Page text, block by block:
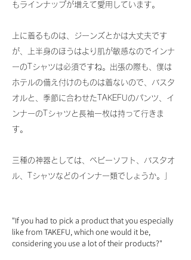
もラインナップが増えて愛用しています。
上に着るものは、ジーンズとかは大丈夫です
が、上半身のほうはより肌が敏感なのでインナ
ーのTシャツは必須ですね。出張の際も、僕は
ホテルの備え付けのものは着ないので、バスタ
オルと、季節に合わせたTAKEFUのパンツ、イ
ンナーのTシャツと長袖一枚は持って行きま
す。
三種の神器としては、ベビーソフト、バスタオ
ル、Tシャツなどのインナー類でしょうか。」
"If you had to pick a product that you especially
like from TAKEFU, which one would it be,
considering you use a lot of their products?"